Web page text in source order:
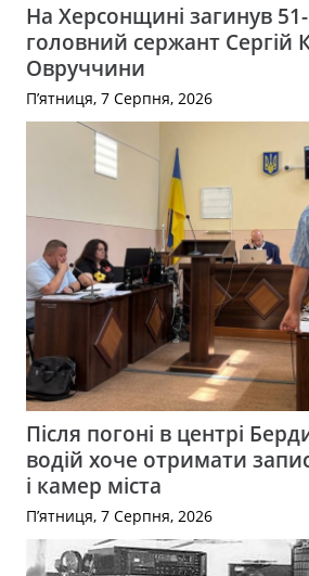
На Херсонщині загинув
головний сержант Сергій
Овруччини
П’ятниця, 7 Серпня, 2026
Після погоні в центрі
водій хоче отримати
і камер міста
П’ятниця, 7 Серпня, 2026